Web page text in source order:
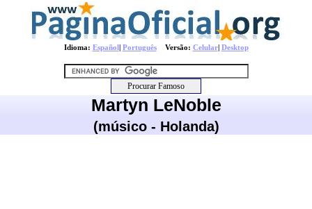
Idioma: Español| PortuguêsVersão: Celular| Desktop
Martyn LeNoble
(músico - Holanda)